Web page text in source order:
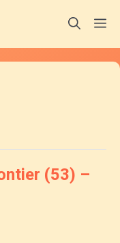
(53) –